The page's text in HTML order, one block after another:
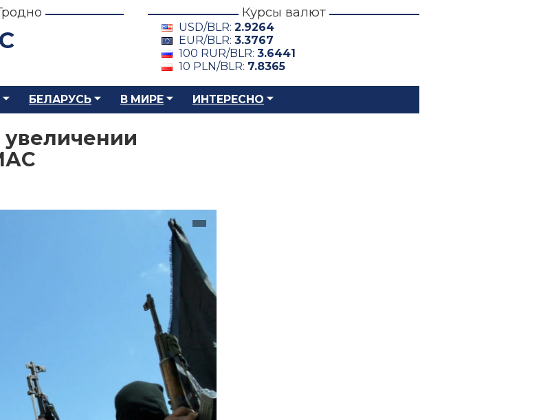
Курсы валют
USD/BLR: 2.9264
EUR/BLR: 3.3767
100 RUR/BLR: 3.6441
10 PLN/BLR: 7.8365
БЕЛАРУСЬ В МИРЕ ИНТЕРЕСНО